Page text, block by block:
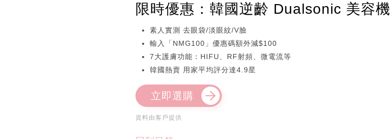
限時優惠：韓國逆齡 Dualsonic 美容機
素人實測 去眼袋/淡眼紋/V臉
輸入「NMG100」優惠碼額外減$100
7大護膚功能：HIFU、RF射頻、微電流等
韓國熱賣 用家平均評分達4.9星
立即選購
資料由客戶提供